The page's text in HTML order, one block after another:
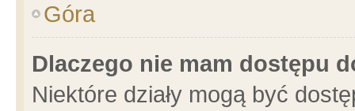
Góra
Dlaczego nie mam dostępu
Niektóre działy mogą być